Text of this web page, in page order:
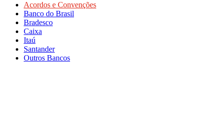
Acordos e Convenções
Banco do Brasil
Bradesco
Caixa
Itaú
Santander
Outros Bancos